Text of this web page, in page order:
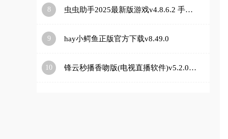
8 虫虫助手2025最新版游戏v4.8.6.2 手机版
9 hay小鳄鱼正版官方下载v8.49.0
10 锋云秒播香吻版(电视直播软件)v5.2.0 安卓版